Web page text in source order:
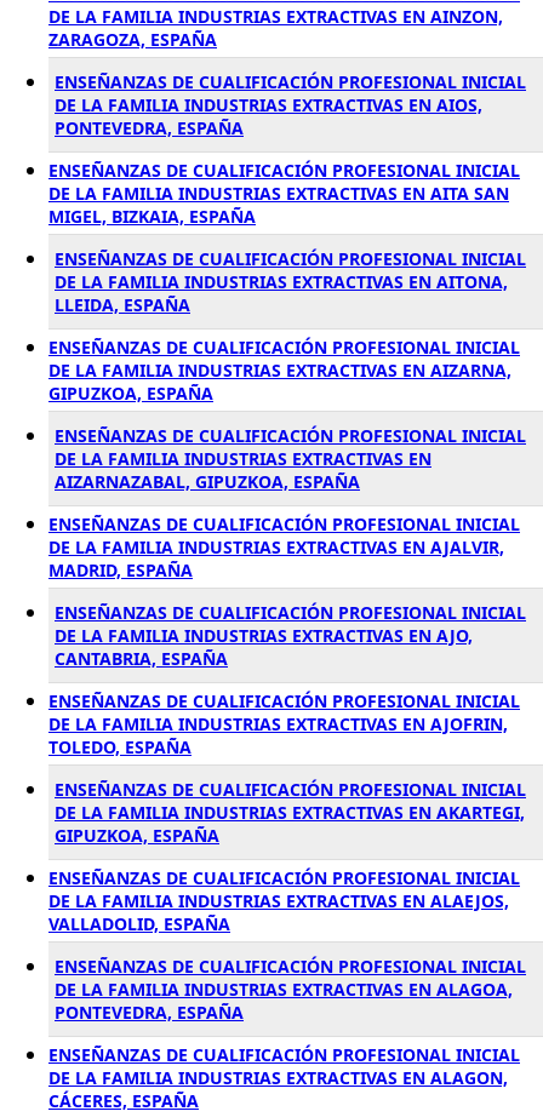
DE LA FAMILIA INDUSTRIAS EXTRACTIVAS EN AINZON,
ZARAGOZA, ESPAÑA
ENSEÑANZAS DE CUALIFICACIÓN PROFESIONAL INICIAL
DE LA FAMILIA INDUSTRIAS EXTRACTIVAS EN AIOS,
PONTEVEDRA, ESPAÑA
ENSEÑANZAS DE CUALIFICACIÓN PROFESIONAL INICIAL
DE LA FAMILIA INDUSTRIAS EXTRACTIVAS EN AITA SAN
MIGEL, BIZKAIA, ESPAÑA
ENSEÑANZAS DE CUALIFICACIÓN PROFESIONAL INICIAL
DE LA FAMILIA INDUSTRIAS EXTRACTIVAS EN AITONA,
LLEIDA, ESPAÑA
ENSEÑANZAS DE CUALIFICACIÓN PROFESIONAL INICIAL
DE LA FAMILIA INDUSTRIAS EXTRACTIVAS EN AIZARNA,
GIPUZKOA, ESPAÑA
ENSEÑANZAS DE CUALIFICACIÓN PROFESIONAL INICIAL
DE LA FAMILIA INDUSTRIAS EXTRACTIVAS EN
AIZARNAZABAL, GIPUZKOA, ESPAÑA
ENSEÑANZAS DE CUALIFICACIÓN PROFESIONAL INICIAL
DE LA FAMILIA INDUSTRIAS EXTRACTIVAS EN AJALVIR,
MADRID, ESPAÑA
ENSEÑANZAS DE CUALIFICACIÓN PROFESIONAL INICIAL
DE LA FAMILIA INDUSTRIAS EXTRACTIVAS EN AJO,
CANTABRIA, ESPAÑA
ENSEÑANZAS DE CUALIFICACIÓN PROFESIONAL INICIAL
DE LA FAMILIA INDUSTRIAS EXTRACTIVAS EN AJOFRIN,
TOLEDO, ESPAÑA
ENSEÑANZAS DE CUALIFICACIÓN PROFESIONAL INICIAL
DE LA FAMILIA INDUSTRIAS EXTRACTIVAS EN AKARTEGI,
GIPUZKOA, ESPAÑA
ENSEÑANZAS DE CUALIFICACIÓN PROFESIONAL INICIAL
DE LA FAMILIA INDUSTRIAS EXTRACTIVAS EN ALAEJOS,
VALLADOLID, ESPAÑA
ENSEÑANZAS DE CUALIFICACIÓN PROFESIONAL INICIAL
DE LA FAMILIA INDUSTRIAS EXTRACTIVAS EN ALAGOA,
PONTEVEDRA, ESPAÑA
ENSEÑANZAS DE CUALIFICACIÓN PROFESIONAL INICIAL
DE LA FAMILIA INDUSTRIAS EXTRACTIVAS EN ALAGON,
CÁCERES, ESPAÑA